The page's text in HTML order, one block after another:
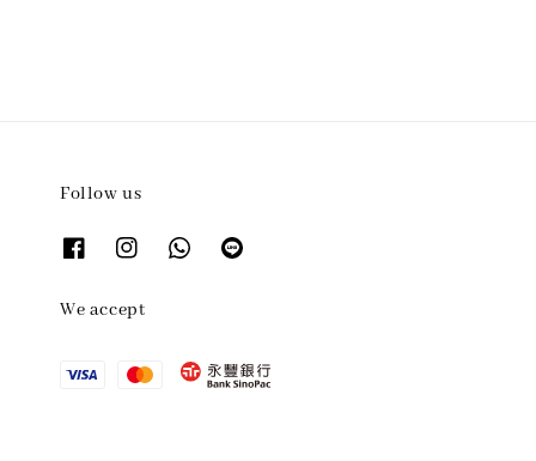
Follow us
We accept